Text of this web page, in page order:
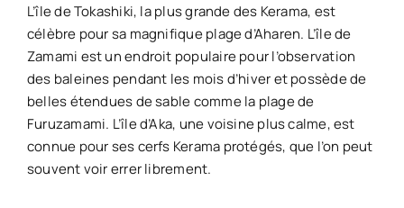
L’île de Tokashiki, la plus grande des Kerama, est
célèbre pour sa magnifique plage d’Aharen. L’île de
Zamami est un endroit populaire pour l’observation
des baleines pendant les mois d’hiver et possède de
belles étendues de sable comme la plage de
Furuzamami. L’île d’Aka, une voisine plus calme, est
connue pour ses cerfs Kerama protégés, que l’on peut
souvent voir errer librement.